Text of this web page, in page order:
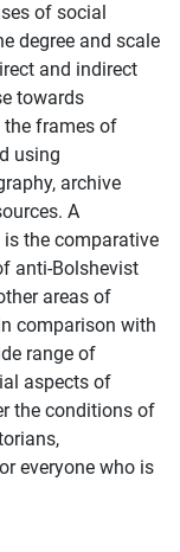
of social
degree and scale
and indirect
towards
the frames of
using
archive
A
the comparative
anti-Bolshevist
areas of
comparison with
range of
aspects of
the conditions of
everyone who is